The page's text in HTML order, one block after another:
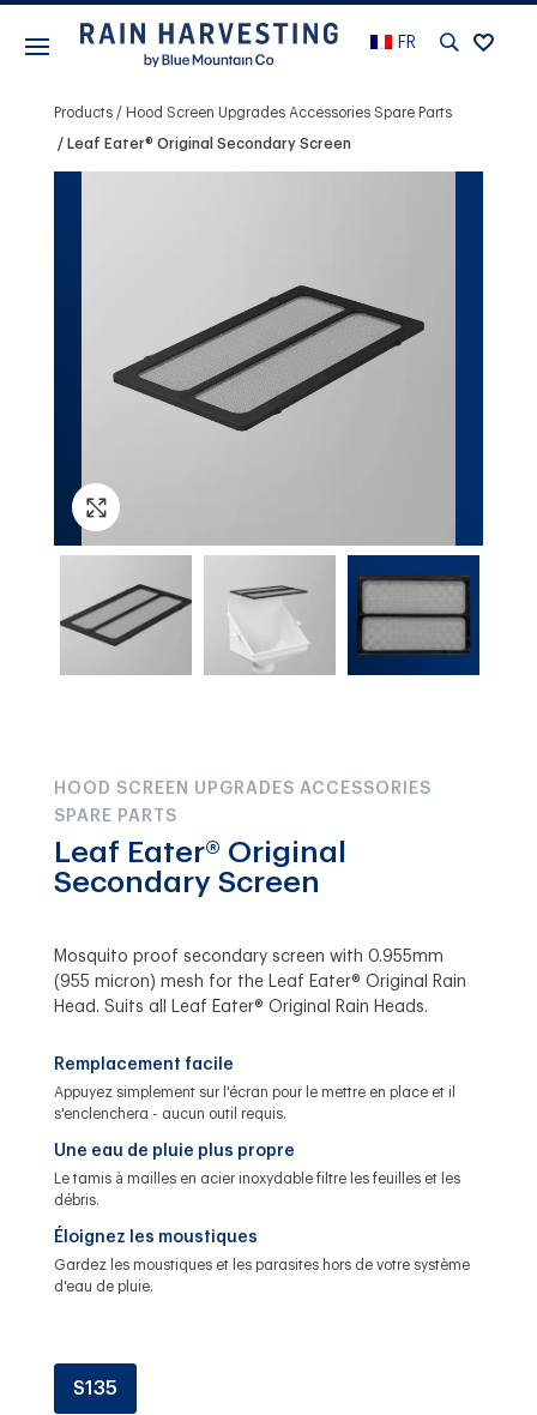
FR
Products Hood Screen Upgrades Accessories Spare Parts
Leaf Eater® Original Secondary Screen
HOOD SCREEN UPGRADES ACCESSORIES
SPARE PARTS
Leaf Eater® Original
Secondary Screen
Mosquito proof secondary screen with 0.955mm
(955 micron) mesh for the Leaf Eater® Original Rain
Head. Suits all Leaf Eater® Original Rain Heads.
Remplacement facile
Appuyez simplement sur l'écran pour le mettre en place et il
s'enclenchera - aucun outil requis.
Une eau de pluie plus propre
Le tamis à mailles en acier inoxydable filtre les feuilles et les
débris.
Éloignez les moustiques
Gardez les moustiques et les parasites hors de votre système
d'eau de pluie.
S135